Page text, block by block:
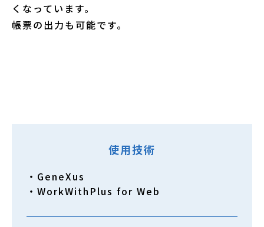
くなっています。
帳票の出力も可能です。
使用技術
・GeneXus
・WorkWithPlus for Web